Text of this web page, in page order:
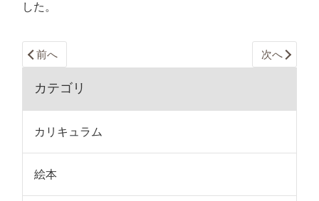
した。
前へ 次へ
カテゴリ
カリキュラム
絵本